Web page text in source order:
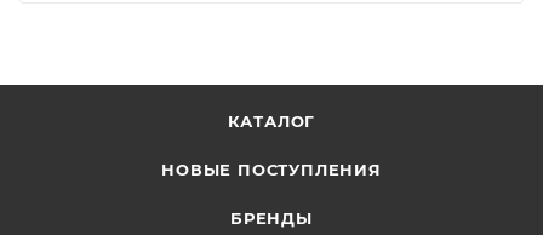
КАТАЛОГ
НОВЫЕ ПОСТУПЛЕНИЯ
БРЕНДЫ